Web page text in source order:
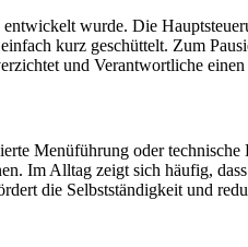
wurde. Die
kurz geschüttelt. Zum
und Verantwortliche
Menüführung oder
Im Alltag zeigt sich häufig,
die Selbstständigkeit und